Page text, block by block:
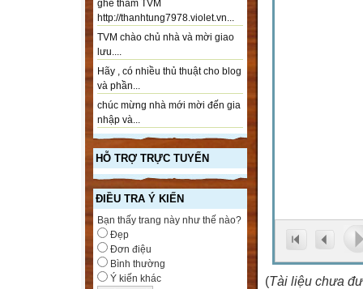
ghé thăm TVM
http://thanhtung7978.violet.vn...
TVM chào chủ nhà và mời giao
lưu....
Hãy , có nhiều thủ thuật cho blog
và phần...
chúc mừng nhà mới mời đến gia
nhập và...
HỖ TRỢ TRỰC TUYẾN
ĐIỀU TRA Ý KIẾN
Bạn thấy trang này như thế nào?
Đẹp
Đơn điệu
Bình thường
Ý kiến khác
(Tài liệu chưa